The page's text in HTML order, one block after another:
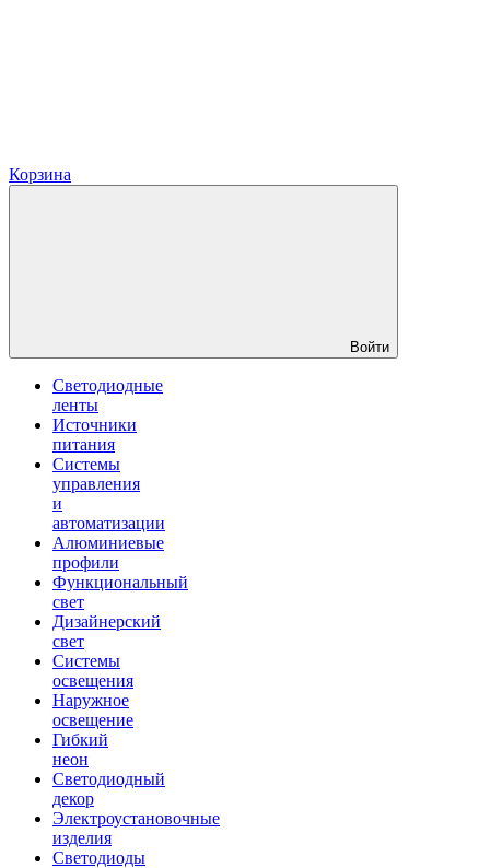
Корзина
Войти
Светодиодные
ленты
Источники
питания
Системы
управления
и
автоматизации
Алюминиевые
профили
Функциональный
свет
Дизайнерский
свет
Системы
освещения
Наружное
освещение
Гибкий
неон
Светодиодный
декор
Электроустановочные
изделия
Светодиоды